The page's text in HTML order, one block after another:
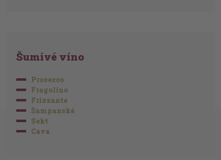
Šumivé víno
Prosecco
Fragolino
Frizzante
Šampanské
Sekt
Cava